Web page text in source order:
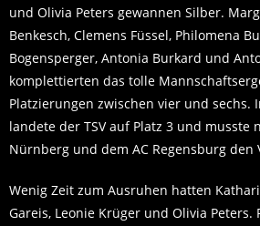
und Olivia Peters gewannen Silber.
Benkesch, Clemens Füssel, Philomena
Bogensperger, Antonia Burkard und
komplettierten das tolle
Platzierungen zwischen vier und sechs.
landete der TSV auf Platz 3 und musste
Nürnberg und dem AC Regensburg den
Wenig Zeit zum Ausruhen hatten
Gareis, Leonie Krüger und Olivia Peters.